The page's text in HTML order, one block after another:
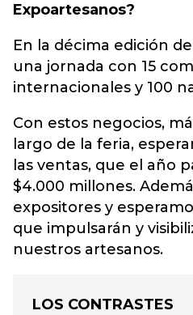
Expoartesanos?
En la décima edición
una jornada con 15
internacionales y 100
Con estos negocios,
largo de la feria,
las ventas, que el año
$4.000 millones.
expositores y
que impulsarán y
nuestros artesanos.
LOS CONTRASTES